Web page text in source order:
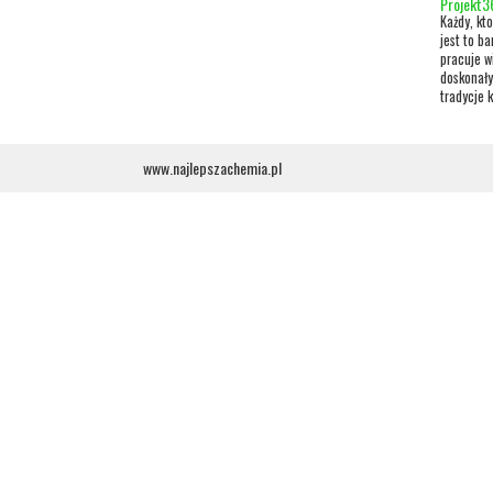
Każdy,
jest to
pracuje
tradycje
www.najlepszachemia.pl